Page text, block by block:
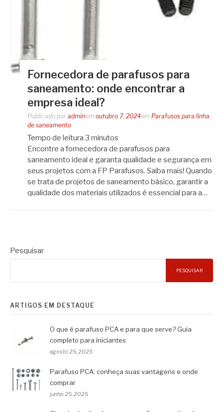
Fornecedora de parafusos para
saneamento: onde encontrar a
empresa ideal?
Publicado por adminem outubro 7, 2024em Parafusos para linha
de saneamento
Tempo de leitura 3 minutos
Encontre a fornecedora de parafusos para
saneamento ideal e garanta qualidade e segurança em
seus projetos com a FP Parafusos. Saiba mais! Quando
se trata de projetos de saneamento básico, garantir a
qualidade dos materiais utilizados é essencial para a…
Pesquisar
PESQUISAR
ARTIGOS EM DESTAQUE
O que é parafuso PCA e para que serve? Guia
completo para iniciantes
agosto 25, 2025
Parafuso PCA: conheça suas vantagens e onde
comprar
junho 25, 2025